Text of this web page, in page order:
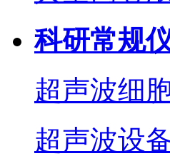
科研常规
超声波细
超声波设